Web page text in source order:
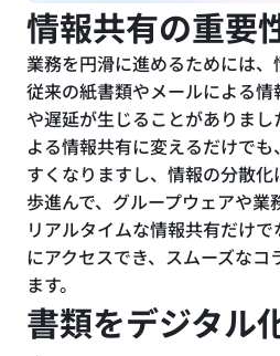
情報共有の重要
業務を円滑に進めるためには、
従来の紙書類やメールによる
や遅延が生じることがありま
よる情報共有に変えるだけで
すくなりますし、情報の分散
歩進んで、グループウェアや業
リアルタイムな情報共有だけ
にアクセスでき、スムーズな
ます。
書類をデジタル